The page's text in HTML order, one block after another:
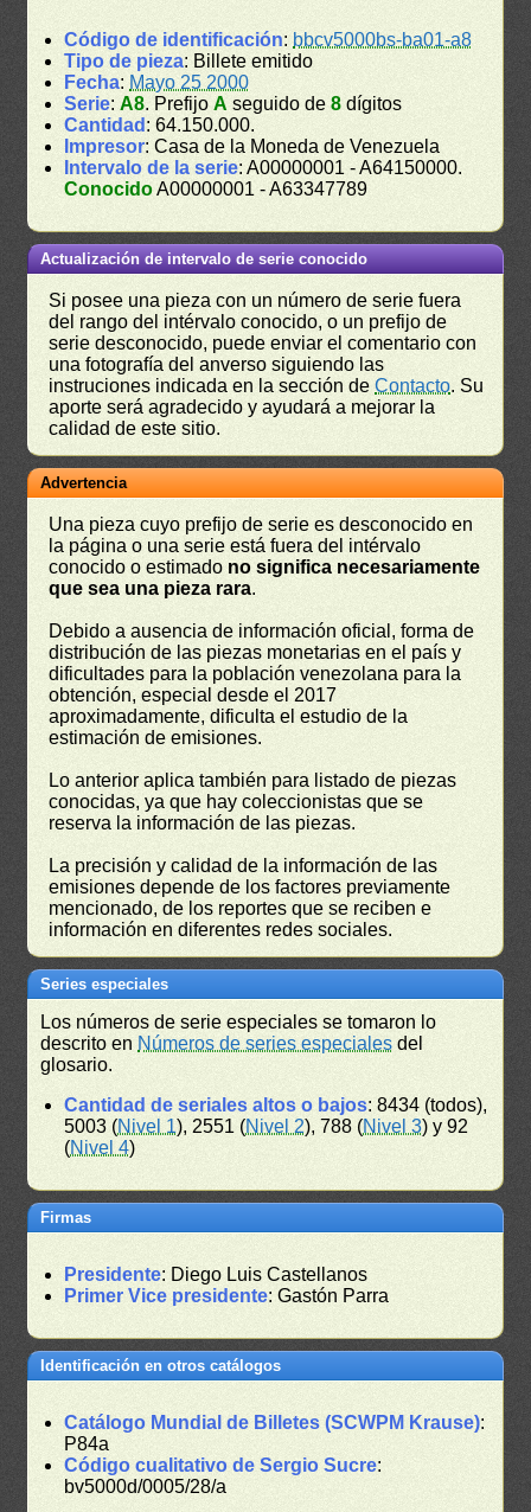
Código de identificación: bbcv5000bs-ba01-a8
Tipo de pieza: Billete emitido
Fecha: Mayo 25 2000
Serie:A8. PrefijoA seguido de8 dígitos
Cantidad : 64.150.000.
Impresor: Casa de la Moneda de Venezuela
Intervalo de la serie: A00000001 - A64150000.
ConocidoA00000001 - A63347789
Actualización de intervalo de serie conocido
Si posee una pieza con un número de serie fuera
del rango del intérvalo conocido, o un prefijo de
serie desconocido, puede enviar el comentario con
una fotografía del anverso siguiendo las
instruciones indicada en la sección deContacto. Su
aporte será agradecido y ayudará a mejorar la
calidad de este sitio.
Advertencia
Una pieza cuyo prefijo de serie es desconocido en
la página o una serie está fuera del intérvalo
conocido o estimado no significa necesariamente
que sea una pieza rara.
Debido a ausencia de información oficial, forma de
distribución de las piezas monetarias en el país y
dificultades para la población venezolana para la
obtención, especial desde el 2017
aproximadamente, dificulta el estudio de la
estimación de emisiones.
Lo anterior aplica también para listado de piezas
conocidas, ya que hay coleccionistas que se
reserva la información de las piezas.
La precisión y calidad de la información de las
emisiones depende de los factores previamente
mencionado, de los reportes que se reciben e
información en diferentes redes sociales.
Series especiales
Los números de serie especiales se tomaron lo
descrito en Números de series especiales del
glosario.
Cantidad de seriales altos o bajos: 8434 (todos),
5003 (Nivel 1), 2551 (Nivel 2), 788 (Nivel 3) y 92
(Nivel 4)
Firmas
Presidente: Diego Luis Castellanos
Primer Vice presidente: Gastón Parra
Identificación en otros catálogos
Catálogo Mundial de Billetes (SCWPM Krause):
P84a
Código cualitativo de Sergio Sucre:
bv5000d/0005/28/a